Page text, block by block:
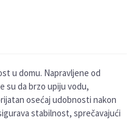
u domu. Napravljene od
su da brzo upiju vodu,
osećaj udobnosti nakon
stabilnost, sprečavajući